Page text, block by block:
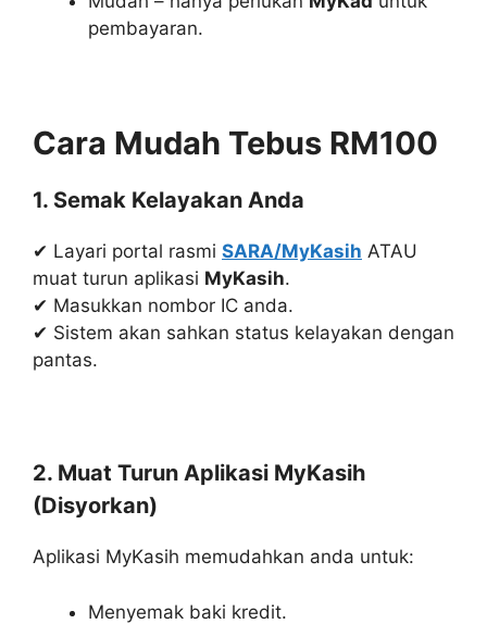
pembayaran.
Cara Mudah Tebus RM100
1. Semak Kelayakan Anda
✔ Layari portal rasmi SARA/MyKasih ATAU
muat turun aplikasi MyKasih.
✔ Masukkan nombor IC anda.
✔ Sistem akan sahkan status kelayakan dengan
pantas.
2. Muat Turun Aplikasi MyKasih
(Disyorkan)
Aplikasi MyKasih memudahkan anda untuk:
Menyemak baki kredit.